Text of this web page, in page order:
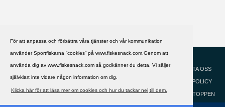
För att anpassa och förbättra våra tjänster och vår kommunikation
använder Sportfiskarna ”cookies” på www.fiskesnack.com.Genom att
använda dig av www.fiskesnack.com så godkänner du detta. Vi säljer
självklart inte vidare någon information om dig.
Klicka här för att läsa mer om cookies och hur du tackar nej till dem.
HJÄLP
KONTAKTA OSS
COOKIEPOLICY
GÅ TILL TOPPEN